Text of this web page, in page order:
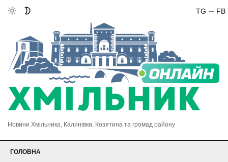
FB
TG
Новини Хмільника, Калинівки, Козятина та громад району
ГОЛОВНА